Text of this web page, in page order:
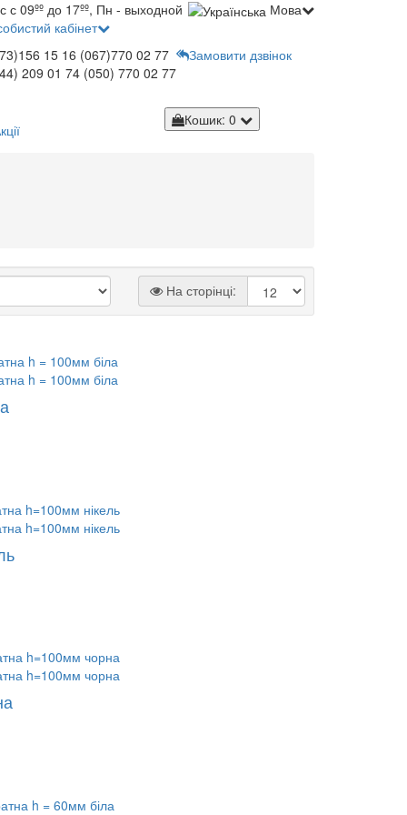
с 09ºº до 17ºº, Пн - выходной
Мова
кабінет
15 16 (067)770 02 77
209 01 74 (050) 770 02 77
Замовити дзвінок
Кошик: 0
На сторінці: